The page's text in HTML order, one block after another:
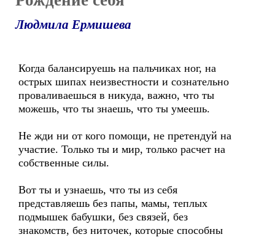
Людмила Ермишева
Когда балансируешь на пальчиках ног, на
острых шипах неизвестности и сознательно
проваливаешься в никуда, важно, что ты
можешь, что ты знаешь, что ты умеешь.
Не жди ни от кого помощи, не претендуй на
участие. Только ты и мир, только расчет на
собственные силы.
Вот ты и узнаешь, что ты из себя
представляешь без папы, мамы, теплых
подмышек бабушки, без связей, без
знакомств, без ниточек, которые способны